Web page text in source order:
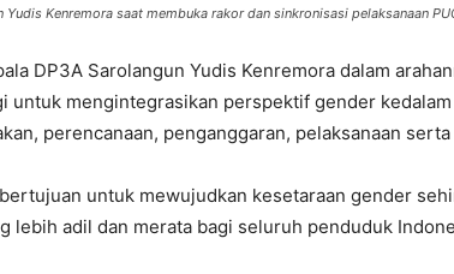
Yudis Kenremora saat membuka rakor dan sinkronisasi pelaksanaan
DP3A Sarolangun Yudis Kenremora dalam
untuk mengintegrasikan perspektif gender
perencanaan, penganggaran, pelaksanaan
untuk mewujudkan kesetaraan gender
lebih adil dan merata bagi seluruh penduduk